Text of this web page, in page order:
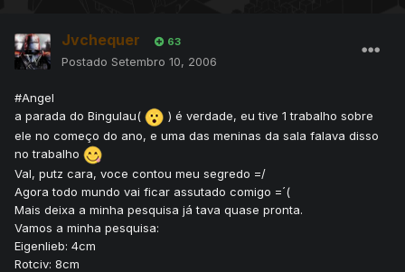
Jvchequer 63
Postado Setembro 10, 2006
#Angel
a parada do Bingulau(
) é verdade, eu tive 1 trabalho sobre
ele no começo do ano, e uma das meninas da sala falava disso
no trabalho
Val, putz cara, voce contou meu segredo =/
Agora todo mundo vai ficar assutado comigo =´(
Mais deixa a minha pesquisa já tava quase pronta.
Vamos a minha pesquisa:
Eigenlieb: 4cm
Rotciv: 8cm